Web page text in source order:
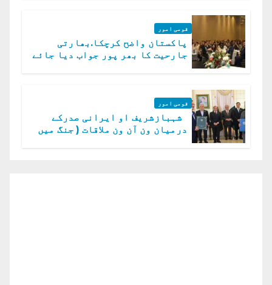
قومی امور
پاکستان واضح کرچکا.بھارتی
جارحیت کا بھر پور جواب دیا جائے
قومی امور
شہبازشریف او ایرانی صدرکے
درمیان ون آن ون ملاقات ( جنگ میں